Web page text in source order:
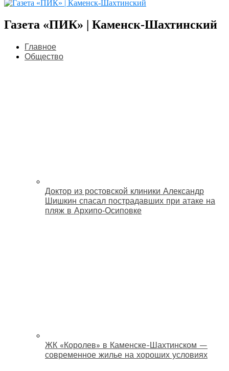
Газета «ПИК» | Каменск-Шахтинский
Главное
Общество
Доктор из ростовской клиники Александр
Шишкин спасал пострадавших при атаке на
пляж в Архипо‑Осиповке
ЖК «Королев» в Каменске-Шахтинском —
современное жилье на хороших условиях